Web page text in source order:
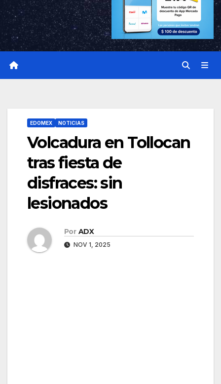
EDOMEX NOTICIAS
Volcadura en Tollocan
tras fiesta de
disfraces: sin
lesionados
Por ADX
NOV 1, 2025